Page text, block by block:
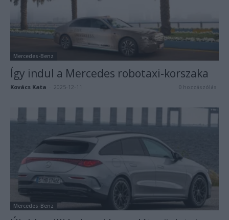
Mercedes-Benz
Így indul a Mercedes robotaxi-korszaka
Kovács Kata 2025-12-11 0 hozzászólás
Mercedes-Benz